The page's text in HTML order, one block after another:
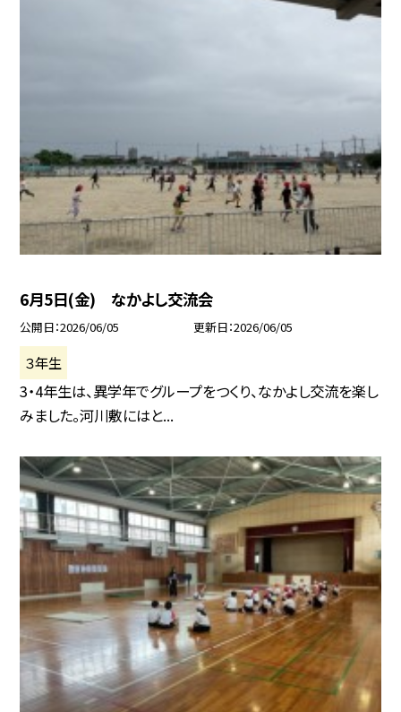
6月5日(金) なかよし交流会
公開日 2026/06/05 更新日 2026/06/05
３年生
3・4年生は、異学年でグループをつくり、なかよし交流を楽し
みました。河川敷にはと...